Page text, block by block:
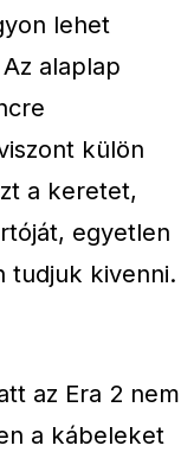
lehet
alaplap
külön
a keretet,
egyetlen
tudjuk kivenni.
az Era 2 nem
a kábeleket